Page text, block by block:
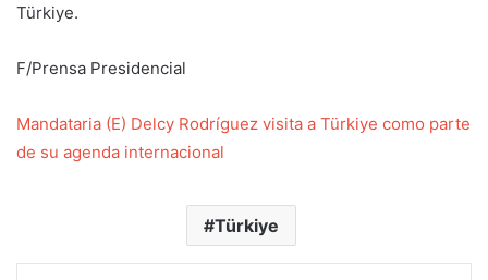
Türkiye.
‎F/Prensa Presidencial
Mandataria (E) Delcy Rodríguez visita a Türkiye como parte
de su agenda internacional
Türkiye